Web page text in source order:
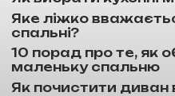
Яке ліжко
спальні?
10 порад про те, як
маленьку спальню
Як почистити диван